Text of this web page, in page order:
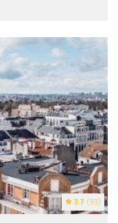
3.7 (93)